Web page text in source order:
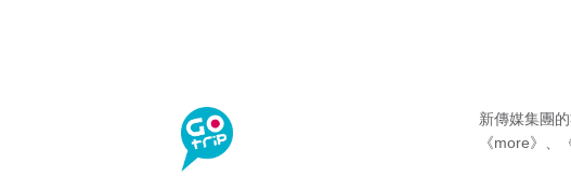
新傳媒集團
《more》